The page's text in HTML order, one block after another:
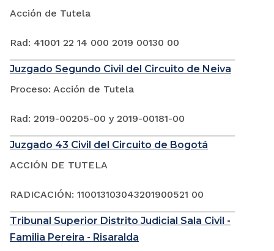
Acción de Tutela
Rad: 41001 22 14 000 2019 00130 00
Juzgado Segundo Civil del Circuito de Neiva
Proceso: Acción de Tutela
Rad: 2019-00205-00 y 2019-00181-00
Juzgado 43 Civil del Circuito de Bogotá
ACCIÓN DE TUTELA
RADICACIÓN: 110013103043201900521 00
Tribunal Superior Distrito Judicial Sala Civil -
Familia Pereira - Risaralda